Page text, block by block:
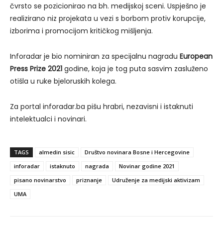
čvrsto se pozicionirao na bh. medijskoj sceni. Uspješno je
realizirano niz projekata u vezi s borbom protiv korupcije,
izborima i promocijom kritičkog mišljenja.
Inforadar je bio nominiran za specijalnu nagradu European
Press Prize 2021 godine, koja je tog puta sasvim zasluženo
otišla u ruke bjeloruskih kolega.
Za portal inforadar.ba pišu hrabri, nezavisni i istaknuti
intelektualci i novinari.
TAGS almedin sisic
Društvo novinara Bosne i Hercegovine
inforadar
istaknuto nagrada
Novinar godine 2021
pisano novinarstvo
priznanje
Udruženje za medijski aktivizam
UMA